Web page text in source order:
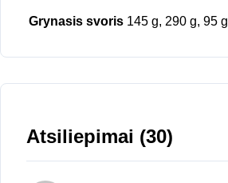
Grynasis svoris 145 g, 290 g, 95 g
Atsiliepimai (30)